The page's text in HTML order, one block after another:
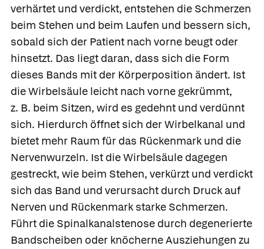
verhärtet und verdickt, entstehen die Schmerzen
beim Stehen und beim Laufen und bessern sich,
sobald sich der Patient nach vorne beugt oder
hinsetzt. Das liegt daran, dass sich die Form
dieses Bands mit der Körperposition ändert. Ist
die Wirbelsäule leicht nach vorne gekrümmt,
z. B. beim Sitzen, wird es gedehnt und verdünnt
sich. Hierdurch öffnet sich der Wirbelkanal und
bietet mehr Raum für das Rückenmark und die
Nervenwurzeln. Ist die Wirbelsäule dagegen
gestreckt, wie beim Stehen, verkürzt und verdickt
sich das Band und verursacht durch Druck auf
Nerven und Rückenmark starke Schmerzen.
Führt die Spinalkanalstenose durch degenerierte
Bandscheiben oder knöcherne Ausziehungen zu